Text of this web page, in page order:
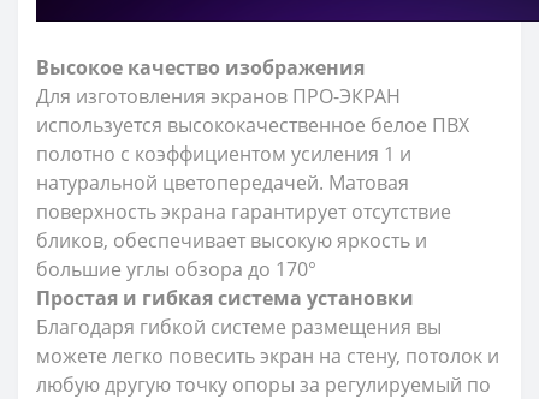
Высокое качество изображения
Для изготовления экранов ПРО-ЭКРАН
используется высококачественное белое ПВХ
полотно с коэффициентом усиления 1 и
натуральной цветопередачей. Матовая
поверхность экрана гарантирует отсутствие
бликов, обеспечивает высокую яркость и
большие углы обзора до 170°
Простая и гибкая система установки
Благодаря гибкой системе размещения вы
можете легко повесить экран на стену, потолок и
любую другую точку опоры за регулируемый по